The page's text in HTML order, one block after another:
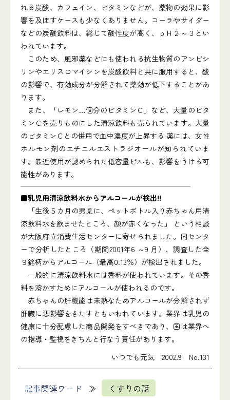
れる炭酸、カフェイン、ビタミンなどが、薬物の効果に影
響を及ぼすケースも少なくありません。コーラやサイダー
などの炭酸飲料は、総じて酸性度が高く、ｐＨ２～３とい
われています。
このため、風邪薬などにも使われる抗生物質のアンピシ
リンやエリスロマイシンを炭酸飲料と共に服用すると、酸
の影響で、有効成分が分解されて薬効が低下することがあ
ります。
また、「レモン…個分のビタミンＣ」など、大量のビタ
ミンＣを売りものにした清涼飲料も売られています。大量
のビタミンＣとの併用で血中濃度が上昇する 薬には、女性
ホルモン剤のエチニルエストラジオールが知られていま
す。最近使用が認められた低容量ピルも、影響をうける可
能性があります。
■乳児用清涼飲料水からアルコールが検出!!
「生後５カ月の男児に、ペットボトル入り赤ちゃん用清
涼飲料水を飲ませたところ、顔が赤くなった」 という相談
が大阪府立消費生活センターに寄せられました。同センタ
ーで分析したところ（期間2001年6 ～9 月）、調査した全
９銘柄からアルコール（最高0.13％）が検出されました。
一般的に清涼飲料水には香料が使われています。その香
料を溶かすためにアルコールが使われるのです。
赤ちゃんの肝機能は未熟なためアルコールが分解されず
肝臓に悪影響をきたすともいわれています。業界は乳児の
健康に十分配慮した商品開発をすべきであり、国は業界へ
の指導・監視をきちんと行なう責任があります。
いつでも元気 2002.9 No.131
記事関連ワード くすりの話